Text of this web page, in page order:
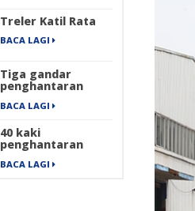
Tulen
Treler Katil Rata
BACA LAGI
Tiga gandar
penghantaran
kontena
mengangkut
rangka
BACA LAGI
40 kaki
penghantaran
barang berat
pengangkutan
BACA LAGI